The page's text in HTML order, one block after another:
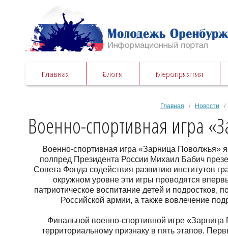
Главная Блоги Мероприятия
Главная / Новости /
Военно-спортивная игра
Военно-спортивная игра «Зарница Поволжья»
полпред Президента России Михаил Бабич
Совета Фонда содействия развитию институтов
окружном уровне эти игры проводятся
патриотическое воспитание детей и
Российской армии, а также вовлечение
Финальной военно-спортивной игре
территориальному признаку в пять этапов.